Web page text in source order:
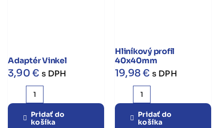
Adaptér Vinkel
3,90€ s DPH
množstvo
Adaptér
Vinkel
Pridať do
košíka
Hliníkový profil
40x40mm
19,98€ s DPH
množstvo
Hliníkový
profil
Pridať do
košíka